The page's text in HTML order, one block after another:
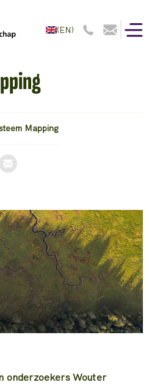
(EN)
Mapping
onderzoekers Wouter